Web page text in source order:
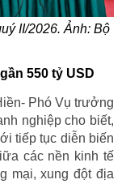
II/2026. Ảnh: Bộ
550 tỷ USD
Phó Vụ trưởng
nghiệp cho biết,
tiếp tục diễn biến
các nền kinh tế
mại, xung đột địa